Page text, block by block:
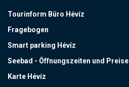
Tourinform Büro Hévíz
Fragebogen
Smart parking Hévíz
Seebad - Öffnungszeiten und Preise
Karte Hévíz